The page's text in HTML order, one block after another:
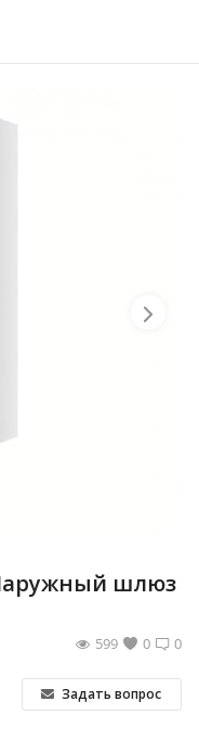
шлюз
0
0
599
Задать вопрос